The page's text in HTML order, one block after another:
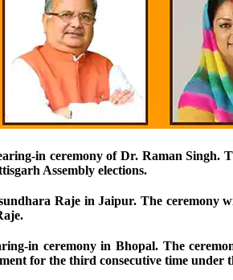
in ceremony of Dr. Raman Singh.
Assembly elections.
Raje in Jaipur. The ceremony
in ceremony in Bhopal. The
for the third consecutive time